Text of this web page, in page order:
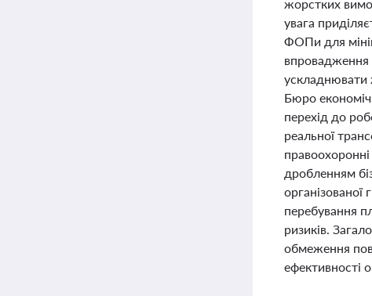
жорстких
увага
ФОПи для
впровадження
ускладнювати
Бюро
перехід до
реальної
дробленням
перебування
ризиків.
обмеження
ефективності